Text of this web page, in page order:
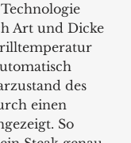
Art und Dicke
des
einen
So